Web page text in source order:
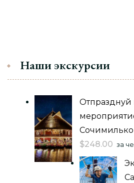
Наши экскурсии
Отпразднуй
$248.00 за